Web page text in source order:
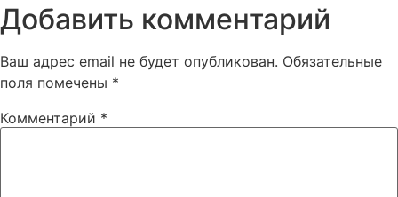
Добавить комментарий
Ваш адрес email не будет опубликован. Обязательные
поля помечены *
Комментарий *